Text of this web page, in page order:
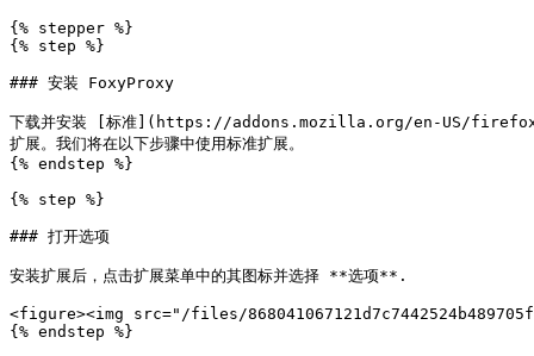
{% stepper %}
{% step %}
### 安装 FoxyProxy
下载并安装 [标准](https://addons.mozilla.org/en-US/
扩展。我们将在以下步骤中使用标准扩展。
{% endstep %}
{% step %}
### 打开选项
安装扩展后，点击扩展菜单中的其图标并选择 **选项**.
<figure><img src="/files/
{% endstep %}